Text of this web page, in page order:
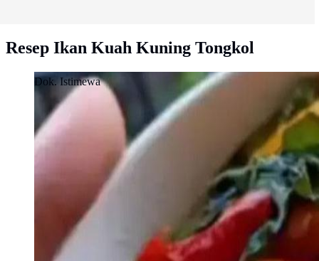
Resep Ikan Kuah Kuning Tongkol
Dok. Istimewa